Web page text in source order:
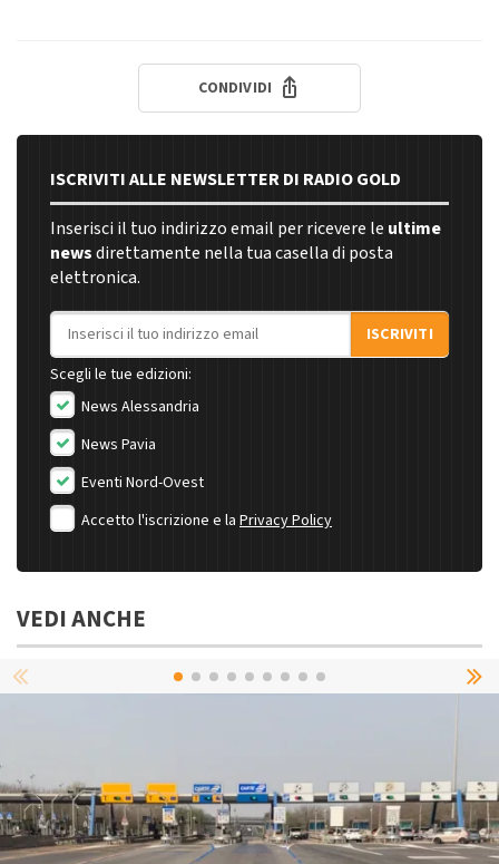
CONDIVIDI
ISCRIVITI ALLE NEWSLETTER DI RADIO GOLD
Inserisci il tuo indirizzo email per ricevere le ultime
newsdirettamente nella tua casella di posta
elettronica.
Indirizzo email
ISCRIVITI
Scegli le tue edizioni:
News Alessandria
News Pavia
Eventi Nord-Ovest
Accetto l'iscrizione e la Privacy Policy
VEDI ANCHE